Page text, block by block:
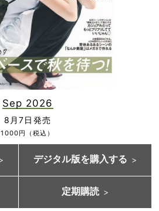
Sep 2026
8月7日発売
1000円（税込）
デジタル版を購入する
定期購読